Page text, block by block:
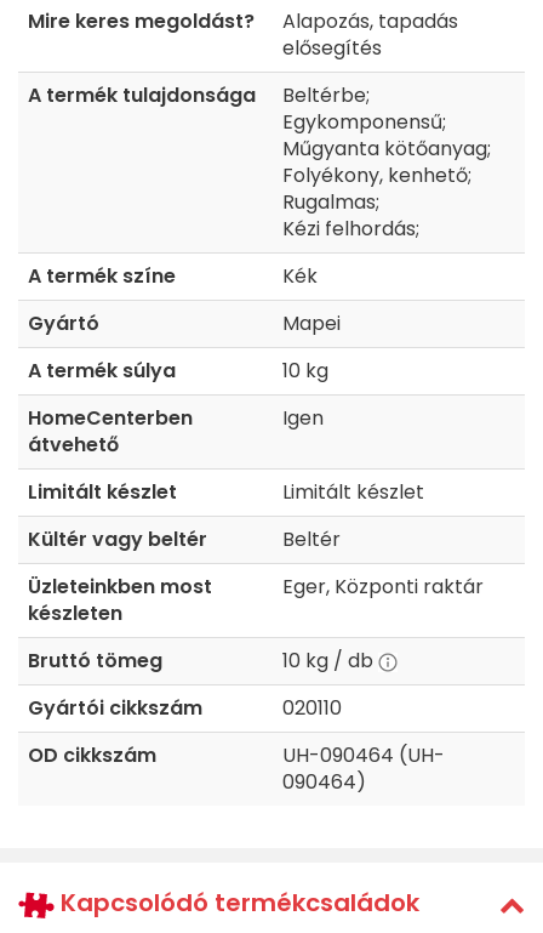
Mire keres megoldást?
Alapozás, tapadás
elősegítés
A termék tulajdonsága
Beltérbe;
Egykomponensű;
Műgyanta kötőanyag;
Folyékony, kenhető;
Rugalmas;
Kézi felhordás;
A termék színe
Kék
Gyártó
Mapei
A termék súlya
10 kg
HomeCenterben
átvehető
Igen
Limitált készlet
Limitált készlet
Kültér vagy beltér
Beltér
Üzleteinkben most
készleten
Eger, Központi raktár
Bruttó tömeg
10 kg / db
Gyártói cikkszám
020110
OD cikkszám
UH-090464 (UH-
090464)
Kapcsolódó termékcsaládok